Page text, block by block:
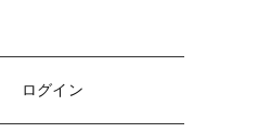
ログイン